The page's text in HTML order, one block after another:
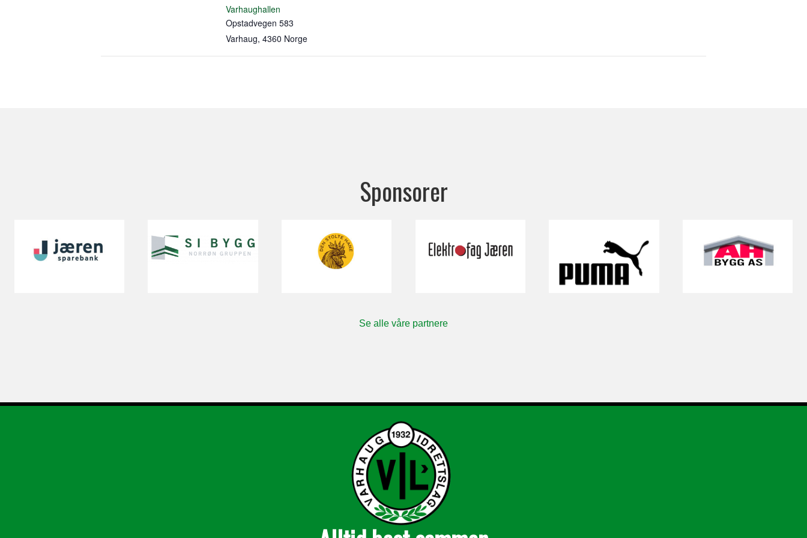
Varhaughallen
Opstadvegen 583
Varhaug, 4360 Norge
Sponsorer
Se alle våre partnere